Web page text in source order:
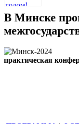
В Минске
практическая